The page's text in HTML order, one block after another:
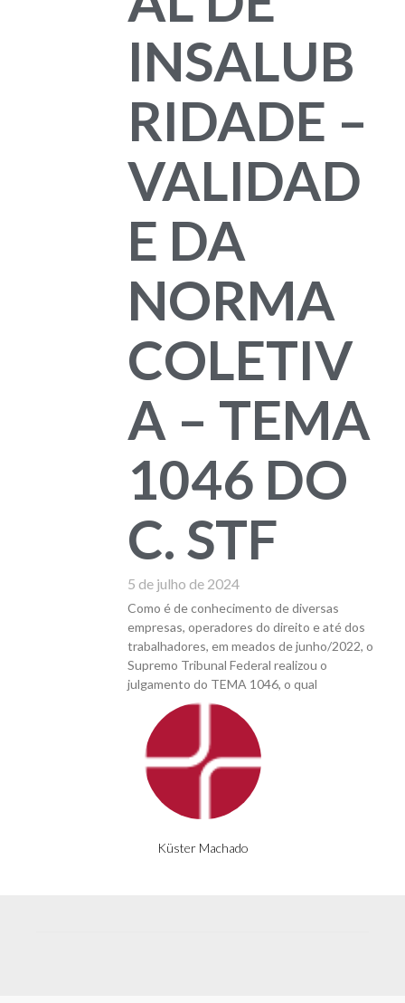
Küster Machado
INSALUB
RIDADE –
VALIDAD
E DA
NORMA
COLETIV
A – TEMA
1046 DO
C. STF
5 de julho de 2024
Como é de conhecimento de diversas
empresas, operadores do direito e até dos
trabalhadores, em meados de junho/2022, o
Supremo Tribunal Federal realizou o
julgamento do TEMA 1046, o qual